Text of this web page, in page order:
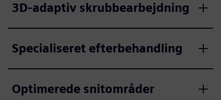
3D-adaptiv skrubbearbejdning
Specialiseret efterbehandling
Optimerede snitområder